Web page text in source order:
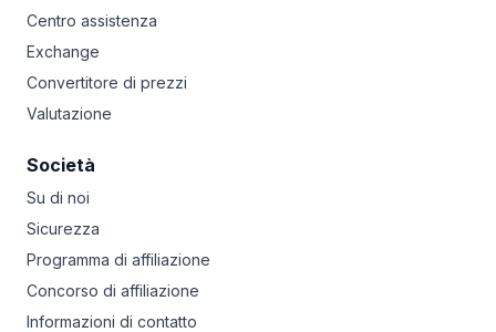
Centro assistenza
Exchange
Convertitore di prezzi
Valutazione
Società
Su di noi
Sicurezza
Programma di affiliazione
Concorso di affiliazione
Informazioni di contatto